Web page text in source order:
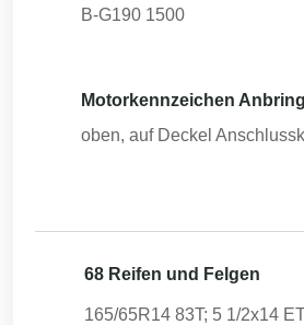
B-G190 1500
Motorkennzeichen
oben, auf Deckel
68 Reifen und Felgen
165/65R14 83T; 5 1/2x14